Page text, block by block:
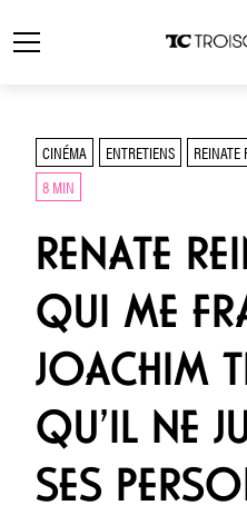
CINÉMA ENTRETIENS REINATE
8 MIN
RENATE
QUI ME
JOACHIM
QU’IL NE
SES